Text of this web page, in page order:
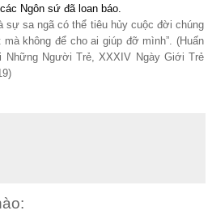
Ngôn sứ đã loan báo.
sự sa ngã có thể tiêu hủy cuộc đời chúng
không để cho ai giúp đỡ mình”. (Huấn
Người Trẻ, XXXIV Ngày Giới Trẻ